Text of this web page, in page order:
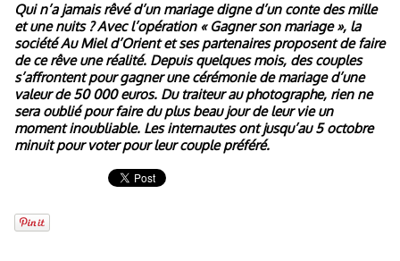
Qui n’a jamais rêvé d’un mariage digne d’un conte des mille
et une nuits ? Avec l’opération « Gagner son mariage », la
société Au Miel d’Orient et ses partenaires proposent de faire
de ce rêve une réalité. Depuis quelques mois, des couples
s’affrontent pour gagner une cérémonie de mariage d’une
valeur de 50 000 euros. Du traiteur au photographe, rien ne
sera oublié pour faire du plus beau jour de leur vie un
moment inoubliable. Les internautes ont jusqu’au 5 octobre
minuit pour voter pour leur couple préféré.